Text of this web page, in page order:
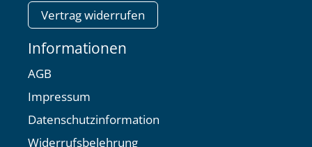
Vertrag widerrufen
Informationen
AGB
Impressum
Datenschutzinformation
Widerrufsbelehrung